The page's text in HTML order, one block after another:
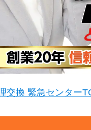
交換 緊急センター